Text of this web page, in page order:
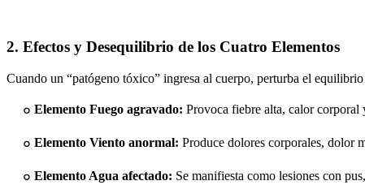
2. Efectos y Desequilibrio de los Cuatro Elementos
Cuando un “patógeno tóxico” ingresa al cuerpo, perturba el
๐ Elemento Fuego agravado: Provoca fiebre alta, calor corporal
๐ Elemento Viento anormal: Produce dolores corporales, dolor
๐ Elemento Agua afectado: Se manifiesta como lesiones con